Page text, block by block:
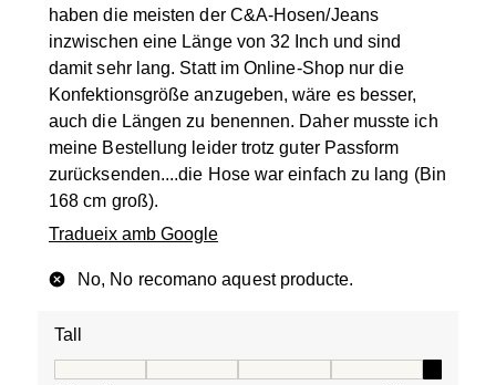
haben die meisten der C&A-Hosen/Jeans
inzwischen eine Länge von 32 Inch und sind
damit sehr lang. Statt im Online-Shop nur die
Konfektionsgröße anzugeben, wäre es besser,
auch die Längen zu benennen. Daher musste ich
meine Bestellung leider trotz guter Passform
zurücksenden....die Hose war einfach zu lang (Bin
168 cm groß).
Tradueix amb Google
No, No recomano aquest producte.
Tall